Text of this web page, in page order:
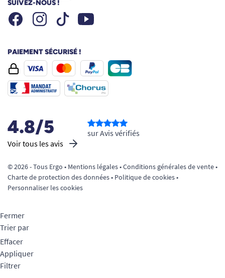
SUIVEZ-NOUS !
FacebookInstagramTiktok Youtube
PAIEMENT SÉCURISÉ !
4.8/5
Voir tous les avis
sur Avis vérifiés
© 2026 - Tous Ergo • Mentions légales•Conditions générales de vente•
Charte de protection des données• Politique de cookies•
Personnaliser les cookies
Fermer
Trier par
Effacer
Appliquer
Filtrer